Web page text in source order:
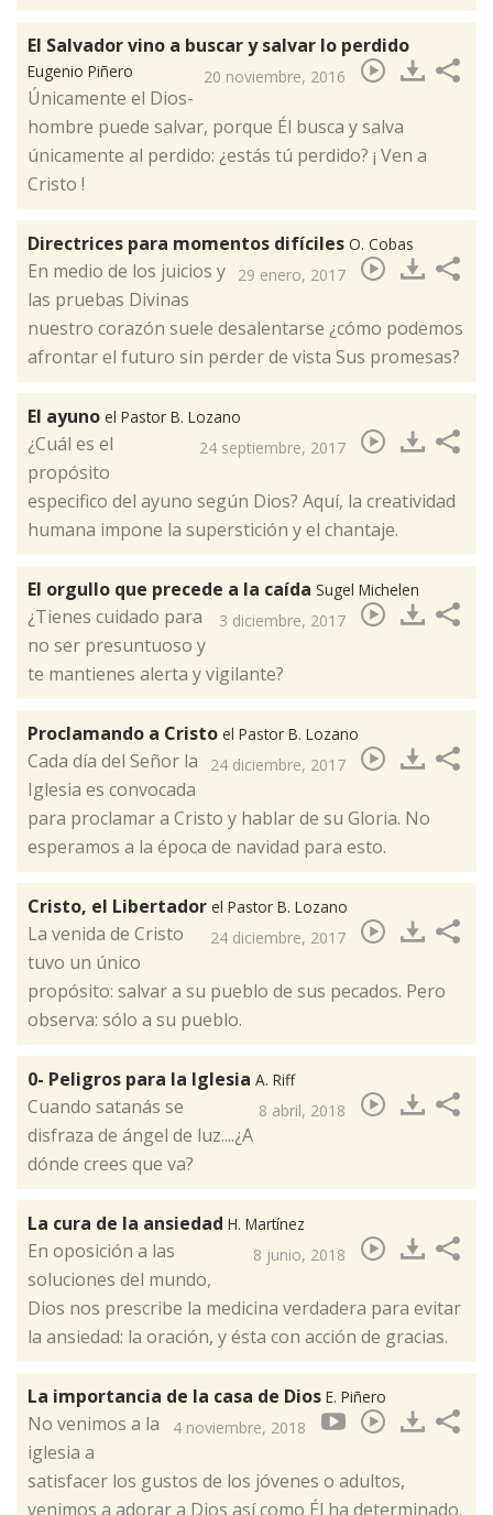
El Salvador vino a buscar y salvar lo perdido
Eugenio Piñero 20 noviembre, 2016
Únicamente el Dios-
hombre puede salvar, porque Él busca y salva
únicamente al perdido: ¿estás tú perdido? ¡ Ven a
Cristo !​
Directrices para momentos difíciles O. Cobas
29 enero, 2017
En medio de los juicios y
las pruebas Divinas
nuestro corazón suele desalentarse ¿cómo podemos
afrontar el futuro sin perder de vista Sus promesas? ​
El ayuno el Pastor B. Lozano
24 septiembre, 2017
¿Cuál es el
propósito
especifico del ayuno según Dios? Aquí, la creatividad
humana impone la superstición y el chantaje.​
El orgullo que precede a la caída Sugel Michelen
3 diciembre, 2017
¿Tienes cuidado para
no ser presuntuoso y
te mantienes alerta y vigilante?​
Proclamando a Cristo el Pastor B. Lozano
24 diciembre, 2017
Cada día del Señor la
Iglesia es convocada
para proclamar a Cristo y hablar de su Gloria. No
esperamos a la época de navidad para esto. ​
Cristo, el Libertador el Pastor B. Lozano
24 diciembre, 2017
​La venida de Cristo
tuvo un único
propósito: salvar a su pueblo de sus pecados. Pero
observa: sólo a su pueblo.
0- Peligros para la Iglesia A. Riff
8 abril, 2018
Cuando satanás se
disfraza de ángel de luz....¿A
dónde crees que va?​
La cura de la ansiedad H. Martínez
8 junio, 2018
En oposición a las
soluciones del mundo,
Dios nos prescribe la medicina verdadera para evitar
la ansiedad: la oración, y ésta con acción de gracias. ​
La importancia de la casa de Dios E. Piñero
4 noviembre, 2018
No venimos a la
iglesia a
satisfacer los gustos de los jóvenes o adultos,
venimos a adorar a Dios así como Él ha determinado.